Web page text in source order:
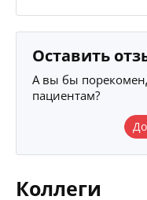
Оставить
А вы бы
пациентам?
Коллеги